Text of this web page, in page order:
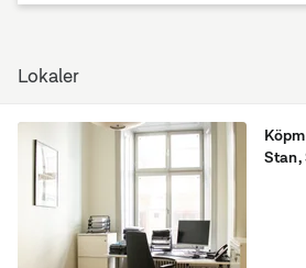
Lokaler
Stan,